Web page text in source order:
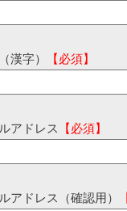
漢字） 【必須】
アドレス 【必須】
アドレス（確認用）